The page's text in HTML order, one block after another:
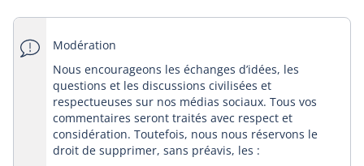
fenêtre
nouvelle
fenêtre
une
nouvelle
fenêtre
dans
une
nouvelle
fenêtre
Modération
Nous encourageons les échanges d’idées, les
questions et les discussions civilisées et
respectueuses sur nos médias sociaux. Tous vos
commentaires seront traités avec respect et
considération. Toutefois, nous nous réservons le
droit de supprimer, sans préavis, les :